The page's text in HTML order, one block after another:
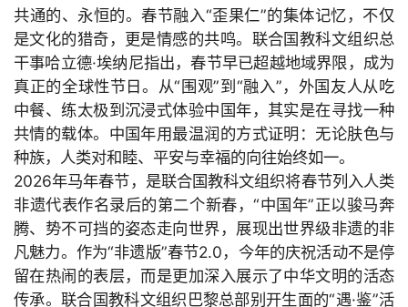
首
页
文
章
分
类
专
题
列
表
共通的、永恒的。春节融入“歪果仁”的集体记忆，不仅
是文化的猎奇，更是情感的共鸣。联合国教科文组织总
干事哈立德·埃纳尼指出，春节早已超越地域界限，成为
真正的全球性节日。从“围观”到“融入”，外国友人从吃
中餐、练太极到沉浸式体验中国年，其实是在寻找一种
共情的载体。中国年用最温润的方式证明：无论肤色与
种族，人类对和睦、平安与幸福的向往始终如一。
2026年马年春节，是联合国教科文组织将春节列入人类
非遗代表作名录后的第二个新春，“中国年”正以骏马奔
腾、势不可挡的姿态走向世界，展现出世界级非遗的非
凡魅力。作为“非遗版”春节2.0，今年的庆祝活动不是停
留在热闹的表层，而是更加深入展示了中华文明的活态
传承。联合国教科文组织巴黎总部别开生面的“遇·鉴”活